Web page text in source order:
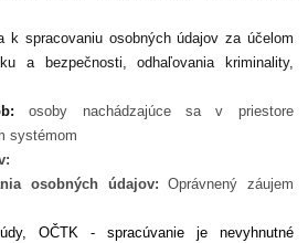
k spracovaniu osobných údajov za účelom
a bezpečnosti, odhaľovania kriminality,
osoby nachádzajúce sa v priestore
systémom
osobných údajov:Oprávnený záujem
OČTK - spracúvanie je nevyhnutné